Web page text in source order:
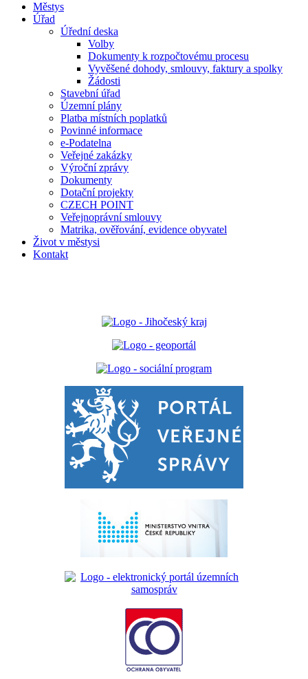
Městys
Úřad
Úřední deska
Volby
Dokumenty k rozpočtovému procesu
Vyvěšené dohody, smlouvy, faktury a spolky
Žádosti
Stavební úřad
Územní plány
Platba místních poplatků
Povinné informace
e-Podatelna
Veřejné zakázky
Výroční zprávy
Dokumenty
Dotační projekty
CZECH POINT
Veřejnoprávní smlouvy
Matrika, ověřování, evidence obyvatel
Život v městysi
Kontakt